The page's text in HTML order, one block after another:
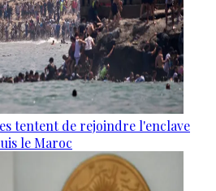
tentent de rejoindre l'enclave
le Maroc